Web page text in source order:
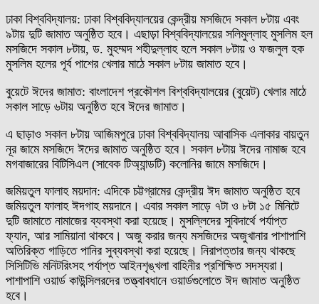
ঢাকা বিশ্ববিদ্যালয়: ঢাকা বিশ্ববিদ্যালয়ের কেন্দ্রীয় মসজিদে সকাল ৮টায় এবং
৯টায় দুটি জামাত অনুষ্ঠিত হবে। এছাড়া বিশ্ববিদ্যালয়ের সলিমুল্লাহ মুসলিম হল
মসজিদে সকাল ৮টায়, ড. মুহম্মদ শহীদুল্লাহ হলে সকাল ৮টায় ও ফজলুল হক
মুসলিম হলের পূর্ব পাশের খেলার মাঠে সকাল ৮টায় জামাত হবে।
বুয়েটে ঈদের জামাত: বাংলাদেশ প্রকৌশল বিশ্ববিদ্যালয়ের (বুয়েট) খেলার মাঠে
সকাল সাড়ে ৬টায় অনুষ্ঠিত হবে ঈদের জামাত।
এ ছাড়াও সকাল ৮টায় আজিমপুরে ঢাকা বিশ্ববিদ্যালয় আবাসিক এলাকার বায়তুন
নূর জামে মসজিদে ঈদের জামাত অনুষ্ঠিত হবে। সকাল ৮টায় ঈদের নামাজ হবে
মগবাজারের বিটিসিএল (সাবেক টিঅ্যান্ডটি) কলোনির জামে মসজিদে।
জমিয়তুল ফালাহ ময়দান: এদিকে চট্টগ্রামের কেন্দ্রীয় ঈদ জামাত অনুষ্ঠিত হবে
জমিয়তুল ফালাহ ঈদগাহ ময়দানে। এবার সকাল সাড়ে ৭টা ও ৮টা ১৫ মিনিটে
দুটি জামাতে নামাজের ব্যবস্থা করা হয়েছে। মুসল্লিদের সুবিদার্থে পর্যাপ্ত
ফ্যান, আর সামিয়ানা থাকবে। অজু করার জন্য মসজিদের অজুখানার পাশাপাশি
অতিরিক্ত গাড়িতে পানির সুব্যবস্থা করা হয়েছে। নিরাপত্তার জন্য থাকছে
সিসিটিভি মনিটরিংসহ পর্যাপ্ত আইনশৃঙ্খলা বাহিনীর প্রশিক্ষিত সদস্যরা।
পাশাপাশি ওয়ার্ড কাউন্সিলরদের তত্ত্বাবধানে ওয়ার্ডগুলোতে ঈদ জামাত অনুষ্ঠিত
হবে।